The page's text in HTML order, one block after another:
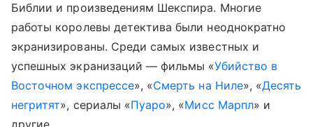
Библии и произведениям Шекспира. Многие
работы королевы детектива были неоднократно
экранизированы. Среди самых известных и
успешных экранизаций — фильмы «Убийство в
Восточном экспрессе», «Смерть на Ниле», «Десять
негритят», сериалы «Пуаро», «Мисс Марпл» и